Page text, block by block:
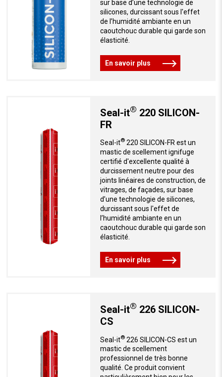
sur base d’une technologie de
silicones, durcissant sous l'effet
de l’humidité ambiante en un
caoutchouc durable qui garde son
élasticité.
En savoir plus
Seal-it® 220 SILICON-
FR
Seal-it®220 SILICON-FR est un
mastic de scellement ignifuge
certifié d'excellente qualité à
durcissement neutre pour des
joints linéaires de construction, de
vitrages, de façades, sur base
d’une technologie de silicones,
durcissant sous l'effet de
l’humidité ambiante en un
caoutchouc durable qui garde son
élasticité.
En savoir plus
Seal-it® 226 SILICON-
CS
Seal-it®226 SILICON-CS est un
mastic de scellement
professionnel de très bonne
qualité. Ce produit convient